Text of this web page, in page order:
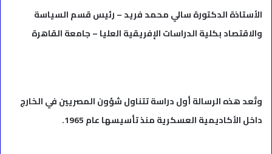
الأستاذة الدكتورة سالي محمد فريد – رئيس قسم السياسة
والاقتصاد بكلية الدراسات الإفريقية العليا – جامعة القاهرة
وتُعد هذه الرسالة أول دراسة تتناول شؤون المصريين في الخارج
داخل الأكاديمية العسكرية منذ تأسيسها عام 1965.